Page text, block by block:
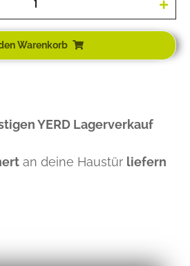
Warenkorb
YERD Lagerverkauf
an deine Haustür liefern